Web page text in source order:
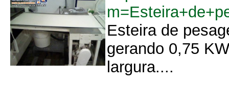
Esteira de
gerando 0,75
largura....